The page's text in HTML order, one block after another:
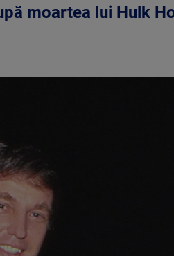
moartea lui Hulk